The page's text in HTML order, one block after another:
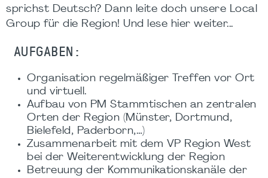
sprichst Deutsch? Dann leite doch unsere Local
Group für die Region! Und lese hier weiter...
AUFGABEN:
Organisation regelmäßiger Treffen vor Ort
und virtuell.
Aufbau von PM Stammtischen an zentralen
Orten der Region (Münster, Dortmund,
Bielefeld, Paderborn,…)
Zusammenarbeit mit dem VP Region West
bei der Weiterentwicklung der Region
Betreuung der Kommunikationskanäle der